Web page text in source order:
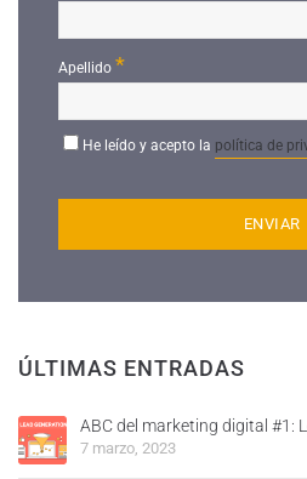
Apellido *
He leído y acepto la política de
ÚLTIMAS ENTRADAS
ABC del marketing digital #1:
7 marzo, 2023